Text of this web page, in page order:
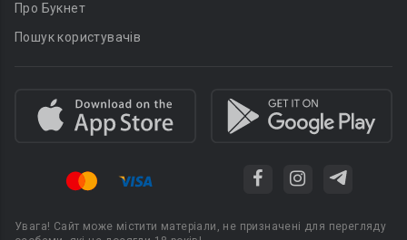
Про Букнет
Пошук користувачів
Увага! Сайт може містити матеріали, не призначені для перегляду